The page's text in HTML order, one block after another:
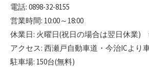
電話: 0898-32-8155
営業時間: 10:00～18:00
休業日: 火曜日(祝日の場合は翌日休業)
アクセス: 西瀬戸自動車道・今治ICより
駐車場: 150台(無料)